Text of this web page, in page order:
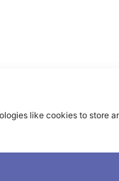
like cookies to store